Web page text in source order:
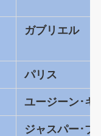
ガブリエル
パリス
ユージーン･キ
ジャスパー･ブ